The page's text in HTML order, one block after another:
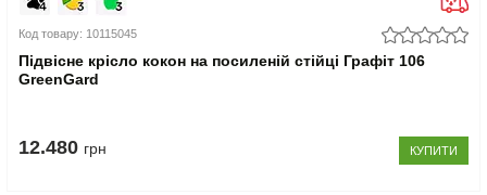
Код товару: 10115045
Підвісне крісло кокон на посиленій стійці Графіт 106
GreenGard
12.480 грн КУПИТИ